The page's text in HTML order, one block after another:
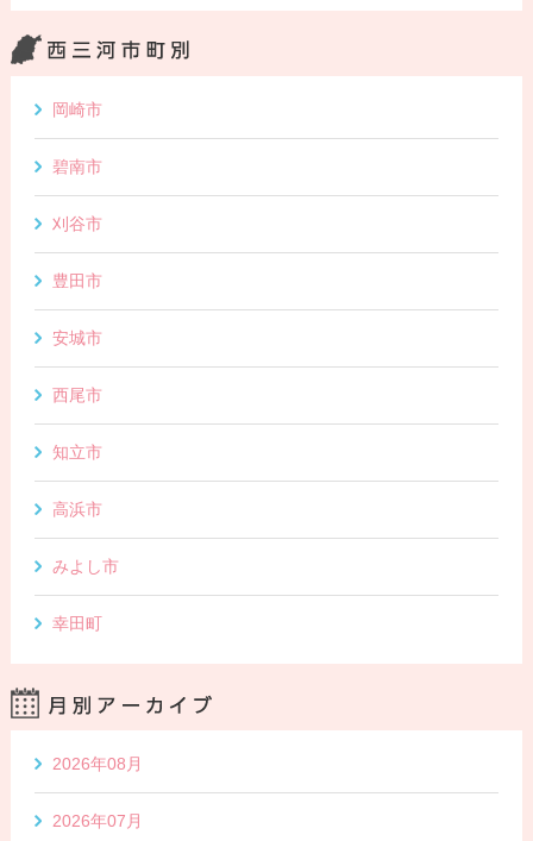
岡崎市
碧南市
刈谷市
豊田市
安城市
西尾市
知立市
高浜市
みよし市
幸田町
2026年08月
2026年07月